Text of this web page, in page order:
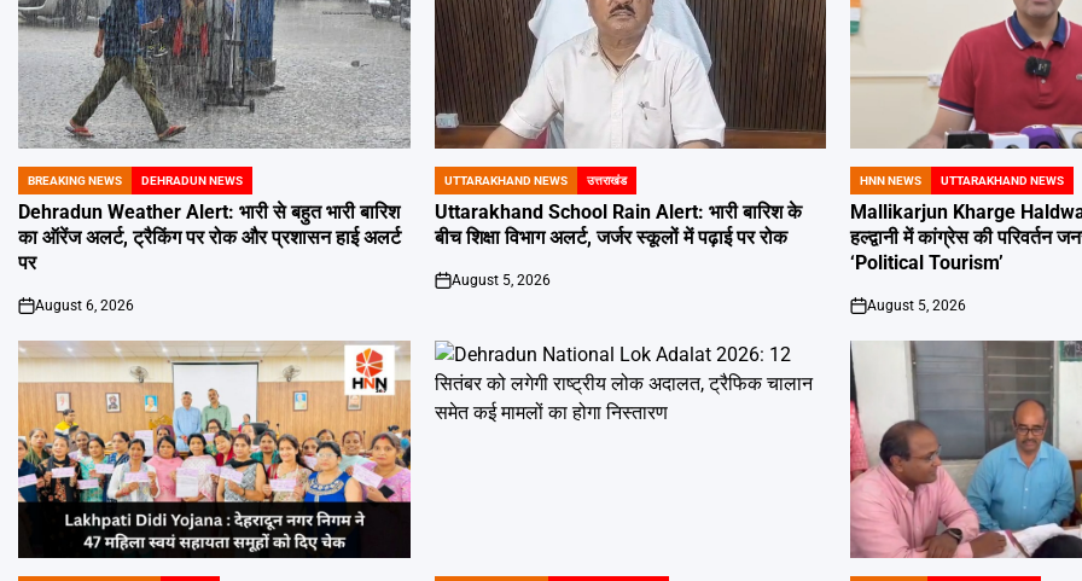
POSTED
IN
BREAKING NEWS DEHRADUN NEWS
Dehradun Weather Alert: भारी से बहुत भारी बारिश
का ऑरेंज अलर्ट, ट्रैकिंग पर रोक और प्रशासन हाई अलर्ट
पर
on
August 6, 2026
POSTED
IN
UTTARAKHAND NEWS उत्तराखंड
Uttarakhand School Rain Alert: भारी बारिश के
बीच शिक्षा विभाग अलर्ट, जर्जर स्कूलों में पढ़ाई पर रोक
on
August 5, 2026
POSTED
IN
HNN NEWS UTTARAKHAND NEWS
Mallikarjun Kharge
हल्द्वानी में कांग्रेस की परिवर्तन
‘Political Tourism’
on
August 5, 2026